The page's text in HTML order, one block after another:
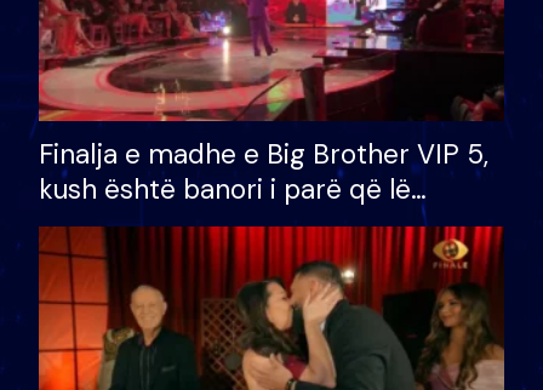
Finalja e madhe e Big Brother VIP 5,
kush është banori i parë që lë
shtëpinë dhe humb mundësinë për
të fituar çmimin e madh